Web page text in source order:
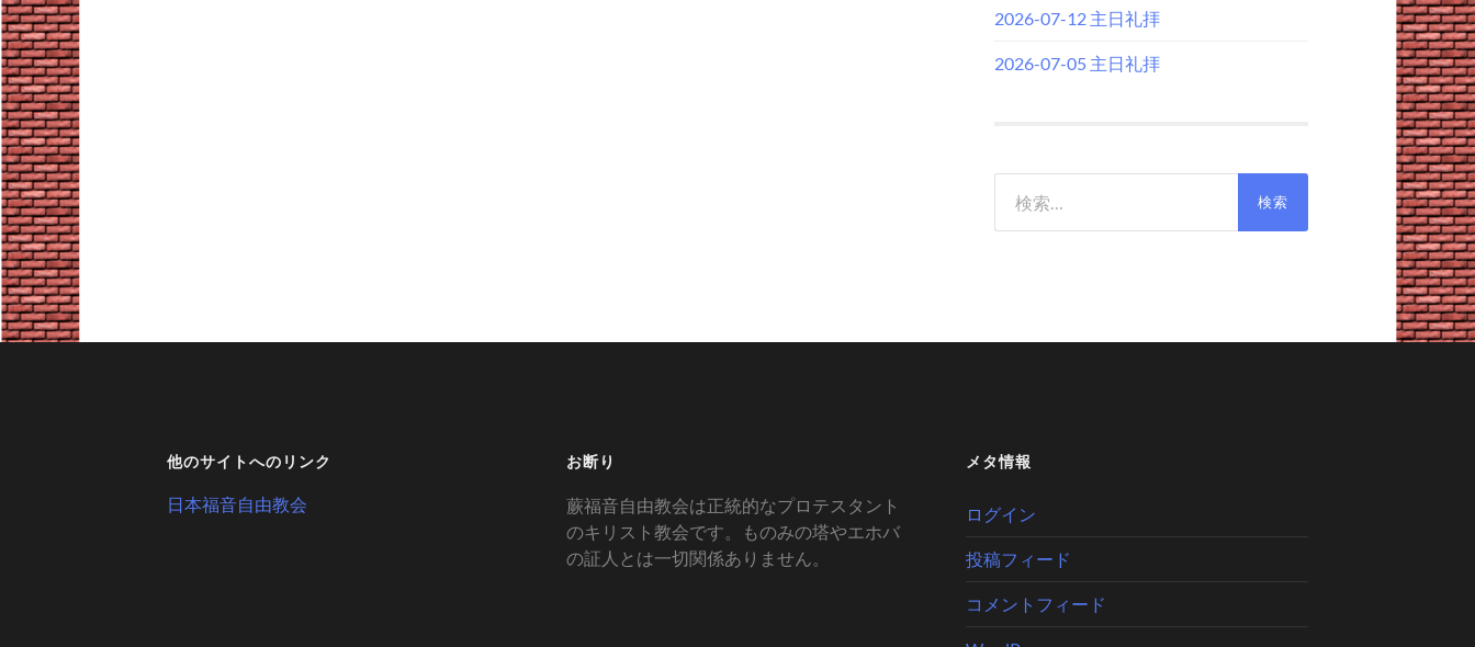
2026-07-12 主日礼拝
2026-07-05 主日礼拝
他のサイトへのリンク
日本福音自由教会
お断り
蕨福音自由教会は正統的なプロテスタント
のキリスト教会です。ものみの塔やエホバ
の証人とは一切関係ありません。
メタ情報
ログイン
投稿フィード
コメントフィード